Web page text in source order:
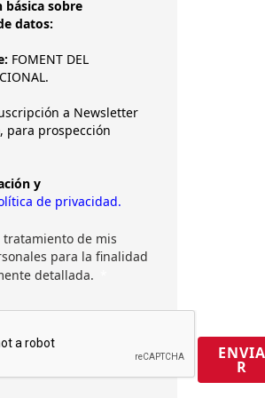
sobre
datos:
FOMENT DEL
a Newsletter
para prospección
y
de privacidad.
tratamiento de mis
para la finalidad
detallada.
ENVIA
R